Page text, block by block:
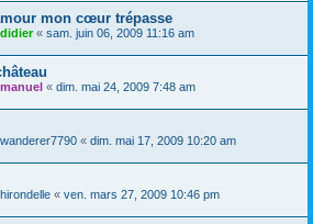
mon cœur trépasse
didier« sam. juin 06, 2009 11:16 am
manuel « dim. mai 24, 2009 7:48 am
wanderer7790 « dim. mai 17, 2009 10:20 am
hirondelle « ven. mars 27, 2009 10:46 pm